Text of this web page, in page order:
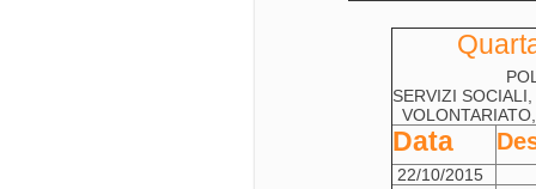
SERVIZI
Data
22/10/2015